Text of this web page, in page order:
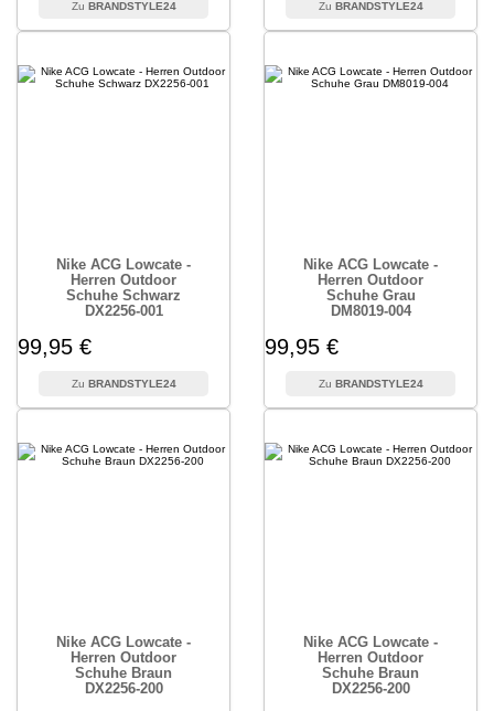
BRANDSTYLE24 BRANDSTYLE24
Nike ACG Lowcate -
Herren Outdoor
Schuhe Schwarz
DX2256-001
99,95 €
BRANDSTYLE24
Nike ACG Lowcate -
Herren Outdoor
Schuhe Grau
DM8019-004
99,95 €
BRANDSTYLE24
Nike ACG Lowcate -
Herren Outdoor
Schuhe Braun
DX2256-200
Nike ACG Lowcate -
Herren Outdoor
Schuhe Braun
DX2256-200